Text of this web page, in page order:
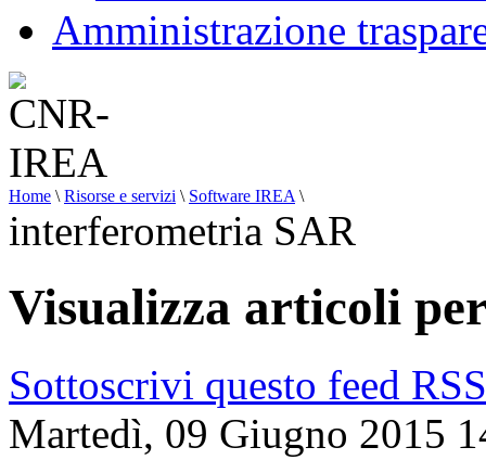
Amministrazione
Home \ Risorse e servizi \ Software IREA \
interferometria SAR
Visualizza articoli
Sottoscrivi questo feed RSS
Martedì, 09 Giugno 2015